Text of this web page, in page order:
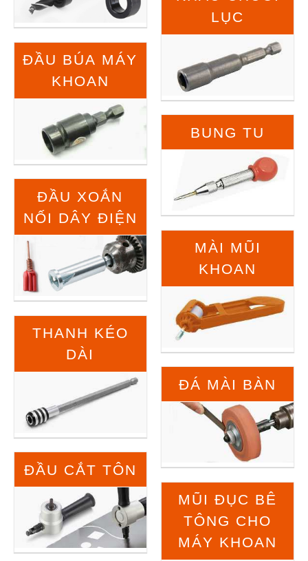
ĐẦU BÚA MÁY
KHOAN
ĐẦU XOẮN
NỐI DÂY ĐIỆN
THANH KÉO
DÀI
ĐẦU CẮT TÔN
LỤC
BUNG TU
MÀI MŨI
KHOAN
ĐÁ MÀI BÀN
MŨI ĐỤC BÊ
TÔNG CHO
MÁY KHOAN